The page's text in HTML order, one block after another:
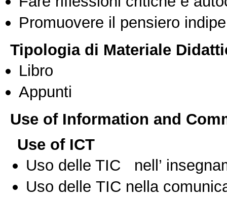
Promuovere il pensiero
Tipologia di Materiale
Libro
Appunti
Use of Information and
Use of ICT
Uso delle TIC nell’
Uso delle TIC nella